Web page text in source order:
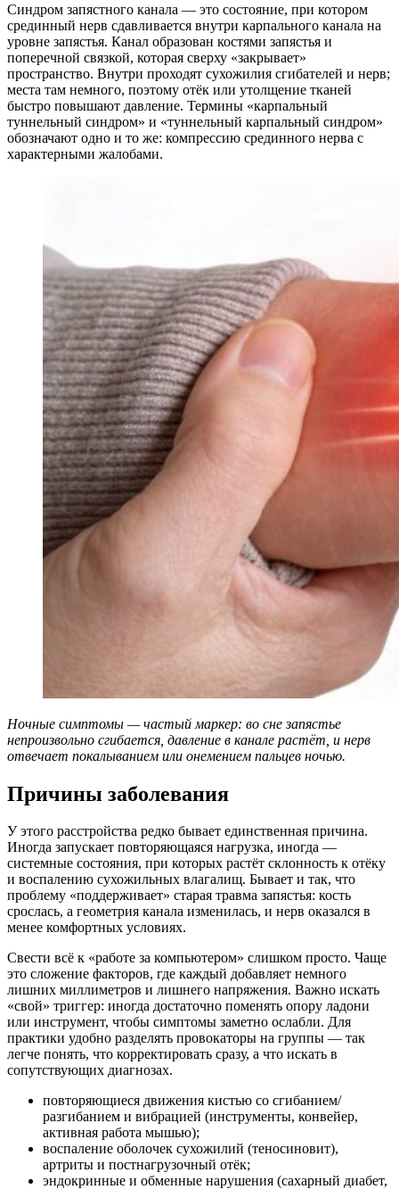
Синдром запястного канала — это состояние, при котором
срединный нерв сдавливается внутри карпального канала на
уровне запястья. Канал образован костями запястья и
поперечной связкой, которая сверху «закрывает»
пространство. Внутри проходят сухожилия сгибателей и нерв;
места там немного, поэтому отёк или утолщение тканей
быстро повышают давление. Термины «карпальный
туннельный синдром» и «туннельный карпальный синдром»
обозначают одно и то же: компрессию срединного нерва с
характерными жалобами.
Ночные симптомы — частый маркер: во сне запястье
непроизвольно сгибается, давление в канале растёт, и нерв
отвечает покалыванием или онемением пальцев ночью.
Причины заболевания
У этого расстройства редко бывает единственная причина.
Иногда запускает повторяющаяся нагрузка, иногда —
системные состояния, при которых растёт склонность к отёку
и воспалению сухожильных влагалищ. Бывает и так, что
проблему «поддерживает» старая травма запястья: кость
срослась, а геометрия канала изменилась, и нерв оказался в
менее комфортных условиях.
Свести всё к «работе за компьютером» слишком просто. Чаще
это сложение факторов, где каждый добавляет немного
лишних миллиметров и лишнего напряжения. Важно искать
«свой» триггер: иногда достаточно поменять опору ладони
или инструмент, чтобы симптомы заметно ослабли. Для
практики удобно разделять провокаторы на группы — так
легче понять, что корректировать сразу, а что искать в
сопутствующих диагнозах.
повторяющиеся движения кистью со сгибанием/
разгибанием и вибрацией (инструменты, конвейер,
активная работа мышью);
воспаление оболочек сухожилий (теносиновит),
артриты и постнагрузочный отёк;
эндокринные и обменные нарушения (сахарный диабет,